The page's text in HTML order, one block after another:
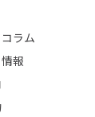
ラム
報